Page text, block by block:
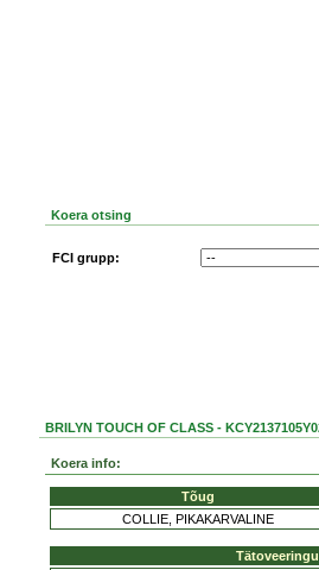
Koera otsing
FCI grupp:
BRILYN TOUCH OF CLASS -
Koera info:
Tõug
COLLIE, PIKAKARVALINE